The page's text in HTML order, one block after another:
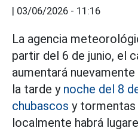
| 03/06/2026 - 11:16
La agencia
partir del 6 de junio, el
aumentará
la tarde y noche del 8
chubascos y
localmente habrá